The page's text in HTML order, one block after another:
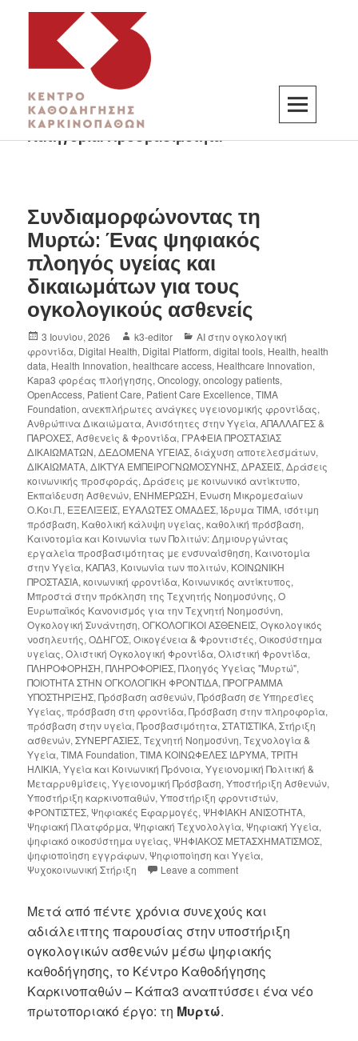
K3
ΚΕΝΤΡΟ ΚΑΘΟΔΗΓΗΣΗΣ ΚΑΡΚΙΝΟΠΑΘΩΝ
Κατηγορία:Προσβασιμότητα
Συνδιαμορφώνοντας τη
Μυρτώ: Ένας ψηφιακός
πλοηγός υγείας και
δικαιωμάτων για τους
ογκολογικούς ασθενείς
3 Ιουνίου, 2026 k3-editor
AI στην ογκολογική
φροντίδα, Digital Health, Digital Platform,digital tools, Health,health
data, Health Innovation,healthcare access, Healthcare Innovation,
Kapa3 φορέας πλοήγησης,Oncology,oncology patients,
OpenAccess, Patient Care, Patient Care Excellence,TIMA
Foundation, ανεκπλήρωτες ανάγκες υγειονομικής φροντίδας,
Ανθρώπινα Δικαιώματα,Ανισότητες στην Υγεία,ΑΠΑΛΛΑΓΕΣ &
ΠΑΡΟΧΕΣ,Ασθενείς & Φροντίδα, ΓΡΑΦΕΙΑ ΠΡΟΣΤΑΣΙΑΣ
ΔΙΚΑΙΩΜΑΤΩΝ,ΔΕΔΟΜΕΝΑ ΥΓΕΙΑΣ,διάχυση αποτελεσμάτων,
ΔΙΚΑΙΩΜΑΤΑ,ΔΙΚΤΥΑ ΕΜΠΕΙΡΟΓΝΩΜΟΣΥΝΗΣ,ΔΡΑΣΕΙΣ,Δράσεις
κοινωνικής προσφοράς,Δράσεις με κοινωνικό αντίκτυπο,
Εκπαίδευση Ασθενών, ΕΝΗΜΕΡΩΣΗ, Ένωση Μικρομεσαίων
Ο.Κοι.Π., ΕΞΕΛΙΞΕΙΣ, ΕΥΑΛΩΤΕΣ ΟΜΑΔΕΣ,Ίδρυμα ΤΙΜΑ, ισότιμη
πρόσβαση, Καθολική κάλυψη υγείας,καθολική πρόσβαση,
Καινοτομία και Κοινωνία των Πολιτών: Δημιουργώντας
εργαλεία προσβασιμότητας με ενσυναίσθηση, Καινοτομία
στην Υγεία, ΚΑΠΑ3, Κοινωνία των πολιτών, ΚΟΙΝΩΝΙΚΗ
ΠΡΟΣΤΑΣΙΑ,κοινωνική φροντίδα, Κοινωνικός αντίκτυπος,
Μπροστά στην πρόκληση της Τεχνητής Νοημοσύνης,Ο
Ευρωπαϊκός Κανονισμός για την Τεχνητή Νοημοσύνη,
Ογκολογική Συνάντηση,ΟΓΚΟΛΟΓΙΚΟΙ ΑΣΘΕΝΕΙΣ,Ογκολογικός
νοσηλευτής,ΟΔΗΓΟΣ,Οικογένεια & Φροντιστές,Οικοσύστημα
υγείας,Ολιστική Ογκολογική Φροντίδα,Ολιστική Φροντίδα,
ΠΛΗΡΟΦΟΡΗΣΗ,ΠΛΗΡΟΦΟΡΙΕΣ,Πλοηγός Υγείας "Μυρτώ",
ΠΟΙΟΤΗΤΑ ΣΤΗΝ ΟΓΚΟΛΟΓΙΚΗ ΦΡΟΝΤΙΔΑ,ΠΡΟΓΡΑΜΜΑ
ΥΠΟΣΤΗΡΙΞΗΣ,Πρόσβαση ασθενών,Πρόσβαση σε Υπηρεσίες
Υγείας,πρόσβαση στη φροντίδα,Πρόσβαση στην πληροφορία,
πρόσβαση στην υγεία,Προσβασιμότητα,ΣΤΑΤΙΣΤΙΚΑ,Στήριξη
ασθενών,ΣΥΝΕΡΓΑΣΙΕΣ,Τεχνητή Νοημοσύνη,Τεχνολογία &
Υγεία,ΤΙΜΑ Foundation,ΤΙΜΑ ΚΟΙΝΩΦΕΛΕΣ ΙΔΡΥΜΑ,ΤΡΙΤΗ
ΗΛΙΚΙΑ,Υγεία και Κοινωνική Πρόνοια,Υγειονομική Πολιτική &
Μεταρρυθμίσεις,Υγειονομική Πρόσβαση,Υποστήριξη Ασθενών,
Υποστήριξη καρκινοπαθών,Υποστήριξη φροντιστών,
ΦΡΟΝΤΙΣΤΕΣ,Ψηφιακές Εφαρμογές,ΨΗΦΙΑΚΗ ΑΝΙΣΟΤΗΤΑ,
Ψηφιακή Πλατφόρμα,Ψηφιακή Τεχνολολγία,Ψηφιακή Υγεία,
ψηφιακό οικοσύστημα υγείας,ΨΗΦΙΑΚΟΣ ΜΕΤΑΣΧΗΜΑΤΙΣΜΟΣ,
ψηφιοποίηση εγγράφων,Ψηφιοποίηση και Υγεία,
Ψυχοκοινωνική Στήριξη
Leave a comment
Μετά από πέντε χρόνια συνεχούς και
αδιάλειπτης παρουσίας στην υποστήριξη
ογκολογικών ασθενών μέσω ψηφιακής
καθοδήγησης, το Κέντρο Καθοδήγησης
Καρκινοπαθών – Κάπα3 αναπτύσσει ένα νέο
πρωτοποριακό έργο: τη Μυρτώ.